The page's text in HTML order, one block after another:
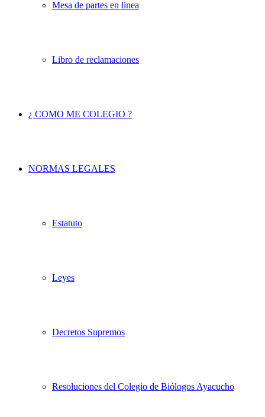
Mesa de partes en linea
Libro de reclamaciones
¿ COMO ME COLEGIO ?
NORMAS LEGALES
Estatuto
Leyes
Decretos Supremos
Resoluciones del Colegio de Biólogos Ayacucho